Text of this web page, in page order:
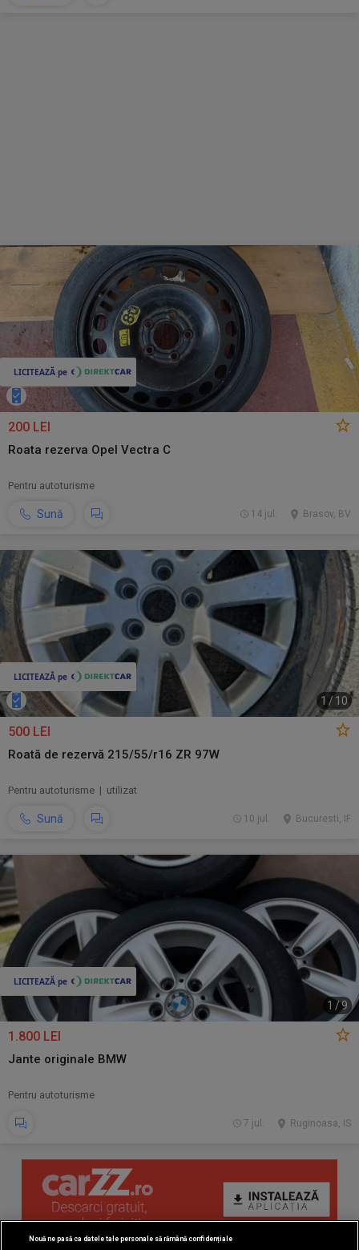
200 LEI
Roata rezerva Opel Vectra C
Pentru autoturisme
Sună Brasov, BV
14 jul.
1 / 10
500 LEI
Roată de rezervă 215/55/r16 ZR 97W
Pentru autoturisme | utilizat
Sună Bucuresti, IF
10 jul.
1 /9
1.800 LEI
Jante originale BMW
Pentru autoturisme
Ruginoasa, IS
7 jul.
Nouă ne pasă ca datele tale personale să rămână confidențiale